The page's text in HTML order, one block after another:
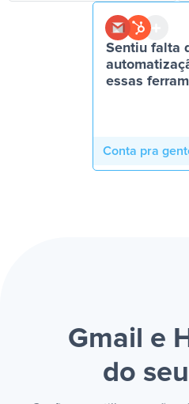
Sentiu falta
essas
Conta pra
Gmail e
do